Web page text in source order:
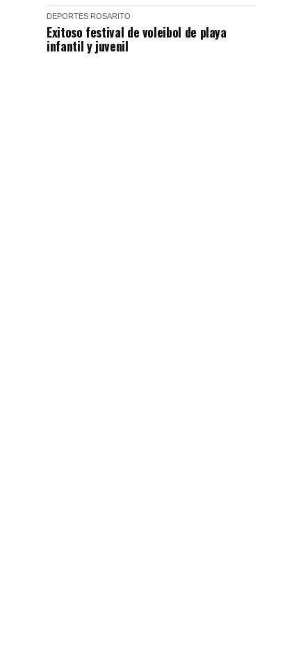
DEPORTES ROSARITO
Exitoso festival de voleibol de playa
infantil y juvenil